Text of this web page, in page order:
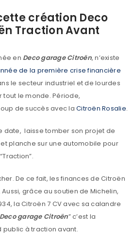
création Deco
Traction Avant
en Deco garage Citroën, n’existe
de la première crise financière
le secteur industriel et de lourdes
le monde. Période,
de succès avec la Citroën Rosalie.
date, laisse tomber son projet de
planche sur une automobile pour
De ce fait, les finances de Citroën
grâce au soutien de Michelin,
la Citroën 7 CV avec sa calandre
garage Citroën” c’est la
à traction avant.